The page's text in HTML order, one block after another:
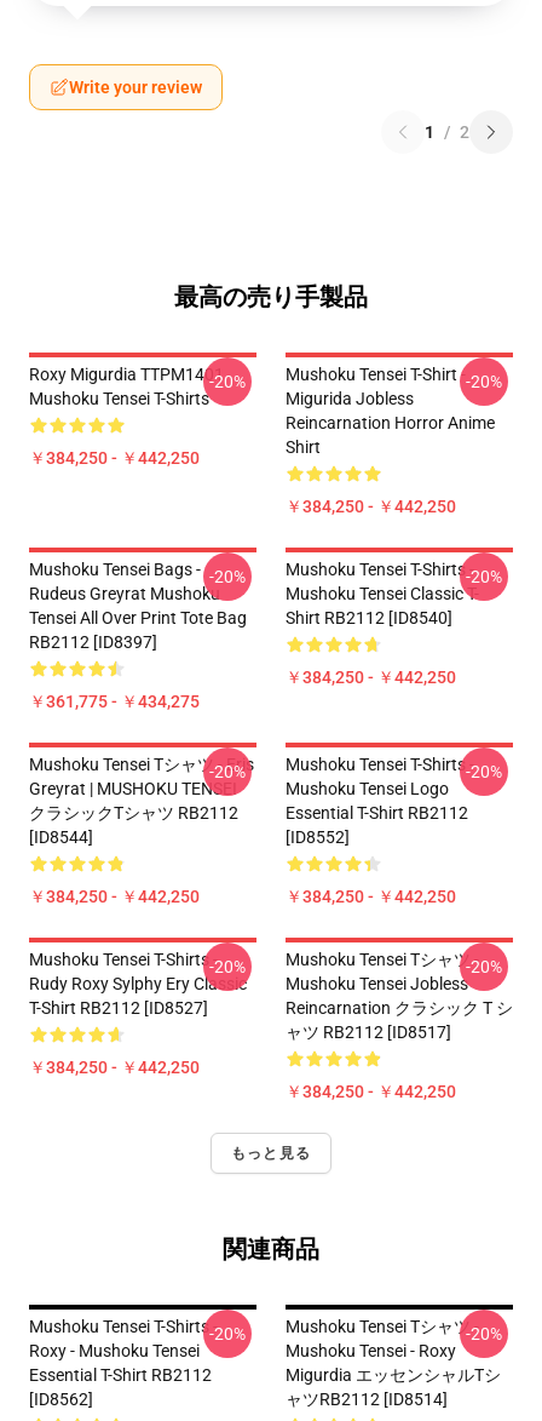
Write your review
1 / 2
最高の売り手製品
Roxy Migurdia TTPM1401
Mushoku Tensei T-Shirts
￥384,250 - ￥442,250
-20%
Mushoku Tensei T-Shirt -
Migurida Jobless
Reincarnation Horror Anime
Shirt
￥384,250 - ￥442,250
-20%
Mushoku Tensei Bags -
Rudeus Greyrat Mushoku
Tensei All Over Print Tote Bag
RB2112 [ID8397]
￥361,775 - ￥434,275
-20%
Mushoku Tensei T-Shirts -
Mushoku Tensei Classic T-
Shirt RB2112 [ID8540]
￥384,250 - ￥442,250
-20%
Mushoku Tensei Tシャツ - Eris
Greyrat | MUSHOKU TENSEI
クラシックTシャツ RB2112
[ID8544]
￥384,250 - ￥442,250
-20%
Mushoku Tensei T-Shirts -
Mushoku Tensei Logo
Essential T-Shirt RB2112
[ID8552]
￥384,250 - ￥442,250
-20%
Mushoku Tensei T-Shirts -
Rudy Roxy Sylphy Ery Classic
T-Shirt RB2112 [ID8527]
￥384,250 - ￥442,250
-20%
Mushoku Tensei Tシャツ -
Mushoku Tensei Jobless
Reincarnation クラシック T シ
ャツ RB2112 [ID8517]
￥384,250 - ￥442,250
-20%
もっと見る
関連商品
Mushoku Tensei T-Shirts -
Roxy - Mushoku Tensei
Essential T-Shirt RB2112
[ID8562]
-20%
Mushoku Tensei Tシャツ -
Mushoku Tensei - Roxy
Migurdia エッセンシャルTシ
ャツRB2112 [ID8514]
-20%